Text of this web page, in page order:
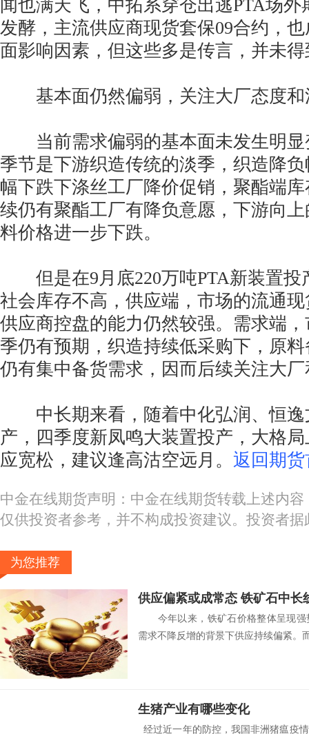
闻也满天飞，中拓系穿仓出逃PTA场
发酵，主流供应商现货套保09合约，
面影响因素，但这些多是传言，并未
基本面仍然偏弱，关注大厂态度和
当前需求偏弱的基本面未发生明显
季节是下游织造传统的淡季，织造降
幅下跌下涤丝工厂降价促销，聚酯端
续仍有聚酯工厂有降负意愿，下游向
料价格进一步下跌。
但是在9月底220万吨PTA新装置投
社会库存不高，供应端，市场的流通
供应商控盘的能力仍然较强。需求端
季仍有预期，织造持续低采购下，原
仍有集中备货需求，因而后续关注大
中长期来看，随着中化弘润、恒逸
产，四季度新凤鸣大装置投产，大格
应宽松，建议逢高沽空远月。 返回期
中金在线期货声明：中金在线期货转载上述内
仅供投资者参考，并不构成投资建议。投资者
为您推荐
供应偏紧或成常态 铁矿石中长
今年以来，铁矿石价格整体呈现强
需求不降反增的背景下供应持续偏紧。
生猪产业有哪些变化
经过近一年的防控，我国非洲猪瘟疫